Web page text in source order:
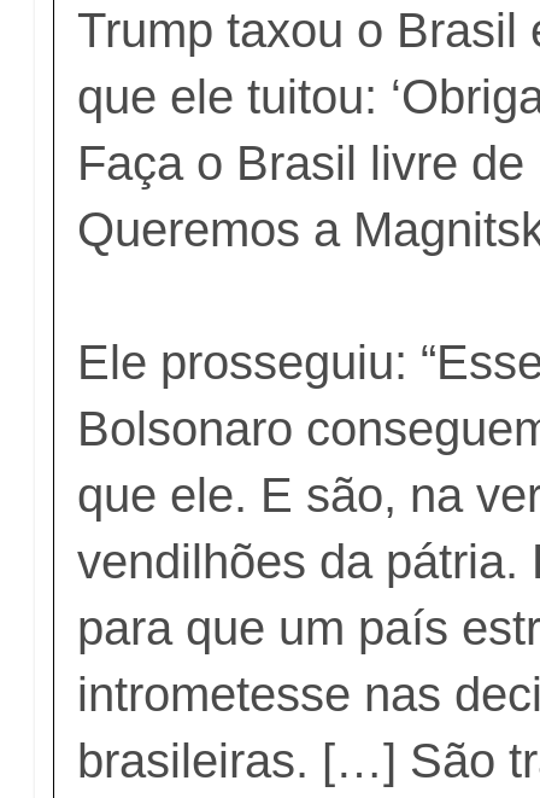
Trump taxou o Brasil
que ele tuitou:
Faça o Brasil livre de
Queremos a
Ele prosseguiu:
Bolsonaro
que ele. E são, na
vendilhões da pátria.
para que um país
intrometesse nas
brasileiras. […] São